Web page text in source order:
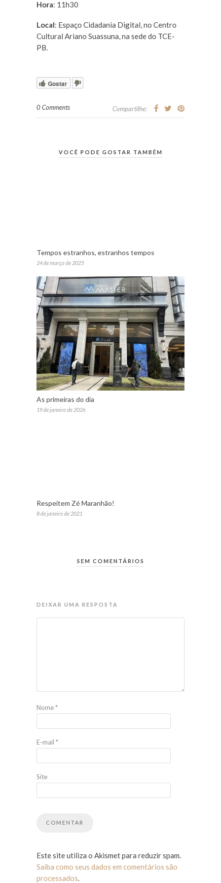
Hora: 11h30
Local: Espaço Cidadania Digital, no Centro
Cultural Ariano Suassuna, na sede do TCE-
PB.
Gostar
0 Comments Compartilhe:
VOCÊ PODE GOSTAR TAMBÉM
Tempos estranhos, estranhos tempos
24 de março de 2025
As primeiras do dia
19 de janeiro de 2026
Respeitem Zé Maranhão!
8 de janeiro de 2021
SEM COMENTÁRIOS
DEIXAR UMA RESPOSTA
Nome*
E-mail *
Site
Este site utiliza o Akismet para reduzir spam.
Saiba como seus dados em comentários são
processados.